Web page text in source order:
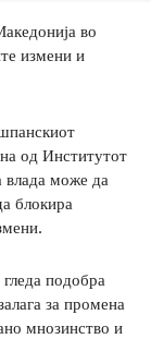
во
измени и
од Институтот
влада може да
блокира
подобра
за промена
мнозинство и